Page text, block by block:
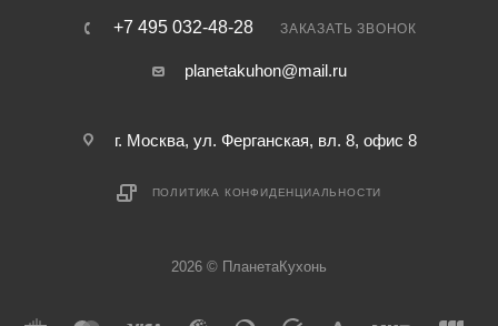
+7 495 032-48-28 ЗАКАЗАТЬ ЗВОНОК
planetakuhon@mail.ru
г. Москва, ул. Ферганская, вл. 8, офис 8
ПОЛИТИКА КОНФИДЕНЦИАЛЬНОСТИ
2026 © ПланетаКухонь